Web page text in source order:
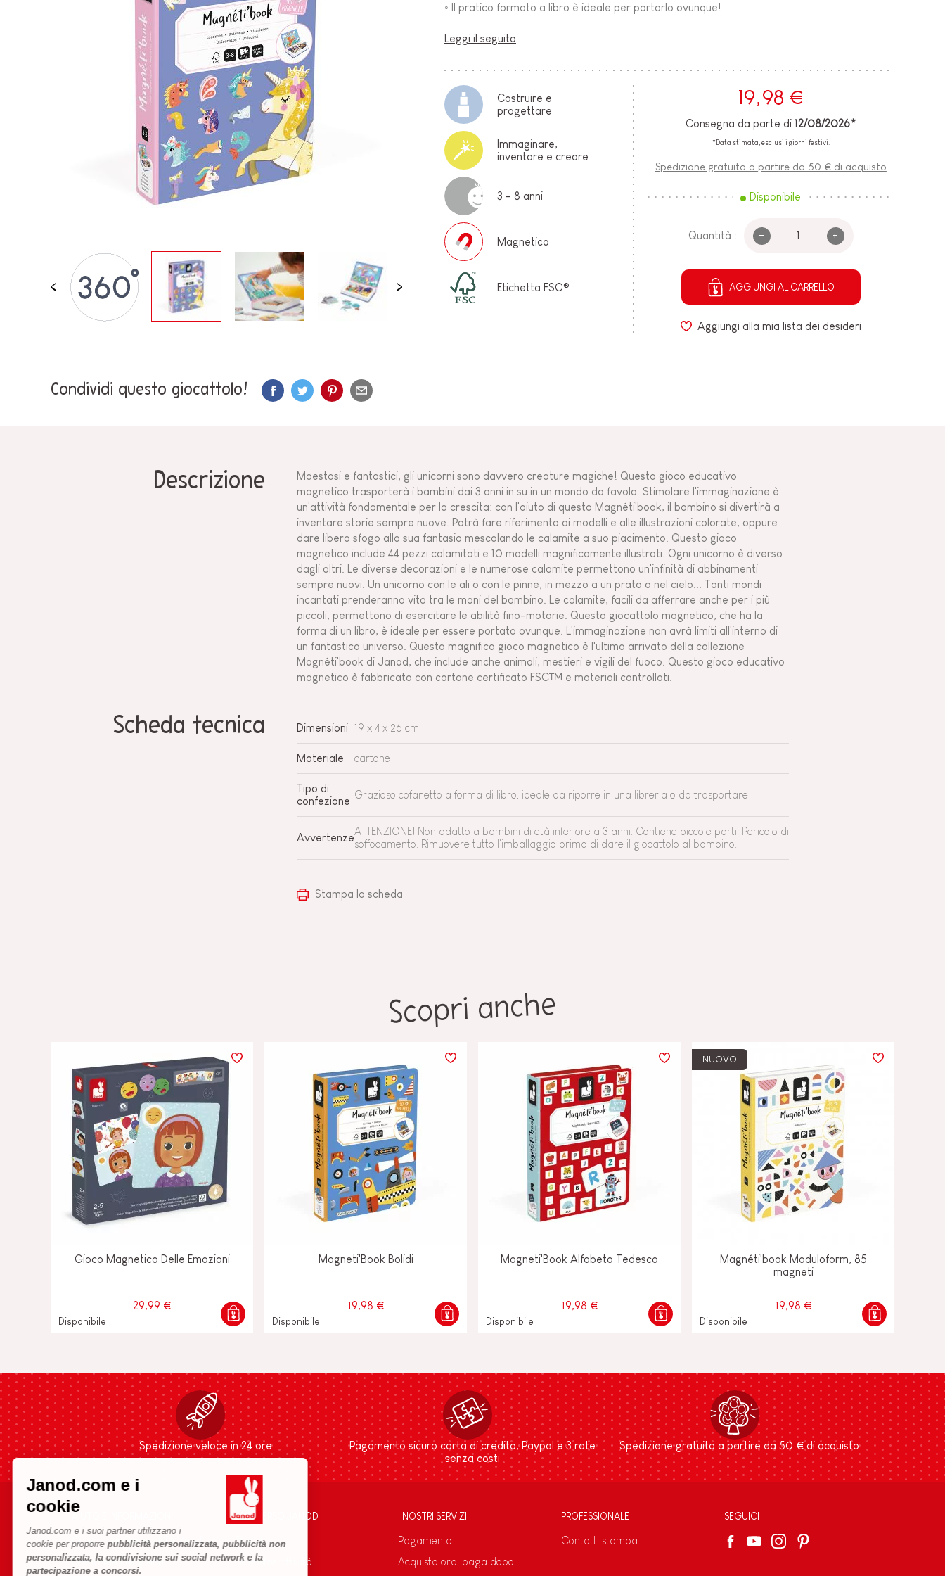
Janod.com e i
cookie
Janod.com e i suoi partner utilizzano i
cookie per proporrepubblicità personalizzata, pubblicità non
personalizzata, la condivisione sui social network e la
partecipazione a concorsi.
GIOCATTOLI SENSO-
MOTORI
GIOCATTOLI DI
IMITAZIONE
MINI UNIVERSI
ARIA APERTA
LAVAGNE, MOBILI E
PER BAMBINI
PEZZI STACCATI
◦ Il pratico formato a libro è ideale per portarlo ovunque!
Leggi il seguito
Costruire e
progettare
Immaginare,
inventare e creare
3 - 8 anni
Magnetico
Etichetta FSC®
19,98 €
Consegna da parte di12/08/2026*
*Data stimata, esclusi i giorni festivi.
Spedizione gratuita a partire da 50 € di acquisto
Disponibile
Quantità : - +
AGGIUNGI AL CARRELLO
Aggiungi alla mia lista dei desideri
Condividi questo giocattolo!
Descrizione
Maestosi e fantastici, gli unicorni sono davvero creature magiche! Questo gioco educativo
magnetico trasporterà i bambini dai 3 anni in su in un mondo da favola. Stimolare l'immaginazione è
un'attività fondamentale per la crescita: con l'aiuto di questo Magnéti'book, il bambino si divertirà a
inventare storie sempre nuove. Potrà fare riferimento ai modelli e alle illustrazioni colorate, oppure
dare libero sfogo alla sua fantasia mescolando le calamite a suo piacimento. Questo gioco
magnetico include 44 pezzi calamitati e 10 modelli magnificamente illustrati. Ogni unicorno è diverso
dagli altri. Le diverse decorazioni e le numerose calamite permettono un'infinità di abbinamenti
sempre nuovi. Un unicorno con le ali o con le pinne, in mezzo a un prato o nel cielo... Tanti mondi
incantati prenderanno vita tra le mani del bambino. Le calamite, facili da afferrare anche per i più
piccoli, permettono di esercitare le abilità fino-motorie. Questo giocattolo magnetico, che ha la
forma di un libro, è ideale per essere portato ovunque. L'immaginazione non avrà limiti all'interno di
un fantastico universo. Questo magnifico gioco magnetico è l'ultimo arrivato della collezione
Magnéti'book di Janod, che include anche animali, mestieri e vigili del fuoco. Questo gioco educativo
magnetico è fabbricato con cartone certificato FSC™ e materiali controllati.
Scheda tecnica Dimensioni 19 x 4 x 26 cm
Materiale cartone
Tipo di
confezione
Grazioso cofanetto a forma di libro, ideale da riporre in una libreria o da trasportare
Avvertenze
ATTENZIONE! Non adatto a bambini di età inferiore a 3 anni. Contiene piccole parti. Pericolo di
soffocamento. Rimuovere tutto l'imballaggio prima di dare il giocattolo al bambino.
Stampa la scheda
Scopri anche
Gioco Magnetico Delle Emozioni
29,99 €
Disponibile
Magneti'Book Bolidi
19,98 €
Disponibile
Magneti'Book Alfabeto Tedesco
19,98 €
Disponibile
NUOVO
Magnéti'book Moduloform, 85
magneti
19,98 €
Disponibile
Spedizione veloce in 24 ore
Pagamento sicuro carta di credito, Paypal e 3 rate
senza costi
Spedizione gratuita a partire da 50 € di acquisto
Condizioni Generali Di Vendita
Domande Frequenti
L'UNIVERSO JANOD
Storia
Le nostre attività
I NOSTRI SERVIZI
Pagamento
Acquista ora, paga dopo
PROFESSIONALE
Contatti stampa
SEGUICI